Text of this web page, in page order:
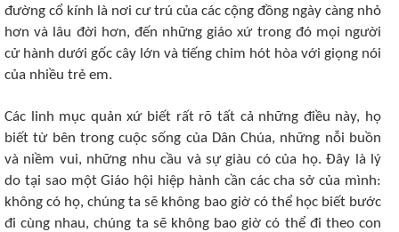
đường cổ kính là nơi cư trú của các cộng đồng ngày càng nhỏ
hơn và lâu đời hơn, đến những giáo xứ trong đó mọi người
cử hành dưới gốc cây lớn và tiếng chim hót hòa với giọng nói
của nhiều trẻ em.
Các linh mục quản xứ biết rất rõ tất cả những điều này, họ
biết từ bên trong cuộc sống của Dân Chúa, những nỗi buồn
và niềm vui, những nhu cầu và sự giàu có của họ. Đây là lý
do tại sao một Giáo hội hiệp hành cần các cha sở của mình:
không có họ, chúng ta sẽ không bao giờ có thể học biết bước
đi cùng nhau, chúng ta sẽ không bao giờ có thể đi theo con